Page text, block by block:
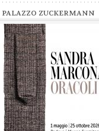
PALAZZO ZUCKERMANN